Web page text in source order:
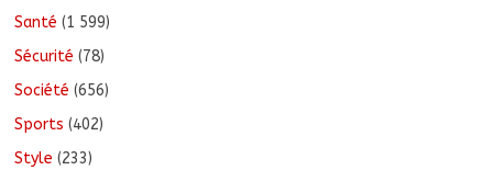
Santé (1 599)
Sécurité (78)
Société (656)
Sports (402)
Style (233)